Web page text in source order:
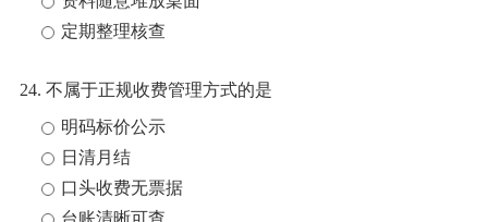
定期整理核查
24. 不属于正规收费管理方式的是
明码标价公示
日清月结
口头收费无票据
台账清晰可查